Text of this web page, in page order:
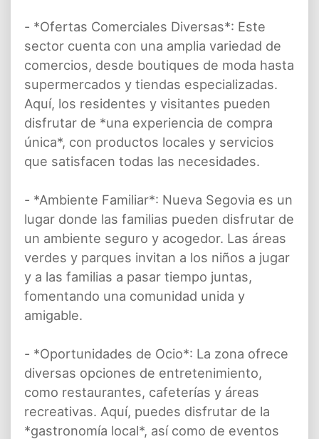
- *Ofertas Comerciales Diversas*: Este
sector cuenta con una amplia variedad de
comercios, desde boutiques de moda hasta
supermercados y tiendas especializadas.
Aquí, los residentes y visitantes pueden
disfrutar de *una experiencia de compra
única*, con productos locales y servicios
que satisfacen todas las necesidades.
- *Ambiente Familiar*: Nueva Segovia es un
lugar donde las familias pueden disfrutar de
un ambiente seguro y acogedor. Las áreas
verdes y parques invitan a los niños a jugar
y a las familias a pasar tiempo juntas,
fomentando una comunidad unida y
amigable.
- *Oportunidades de Ocio*: La zona ofrece
diversas opciones de entretenimiento,
como restaurantes, cafeterías y áreas
recreativas. Aquí, puedes disfrutar de la
*gastronomía local*, así como de eventos